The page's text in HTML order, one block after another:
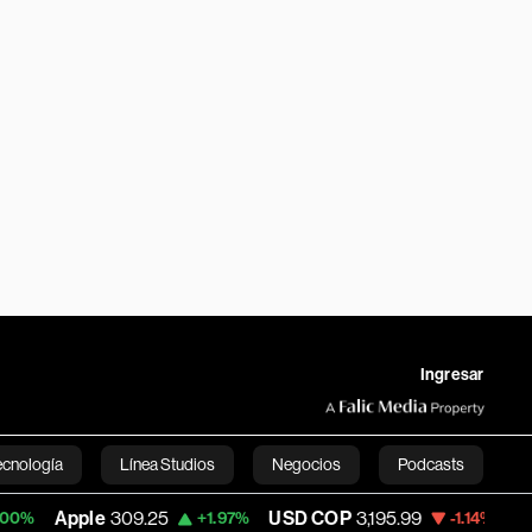
Ingresar
Línea Studios Negocios Podcasts
English
309.25 +1.97% USD COP 3,195.99 -1.14% Tesla 327.26